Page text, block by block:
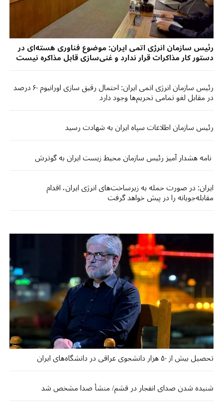
رئیس سازمان انرژی اتمی ایران: موضوع فناوری هسته‌ای در
دستور کار مذاکرات قرار ندارد و غنی‌سازی قابل مذاکره نیست
رئیس سازمان انرژی اتمی ایران: احتمال رقیق سازی اورانیوم ۶۰ درصد
در مقابل لغو تمامی تحریم‌ها وجود دارد
رئیس سازمان اطلاعات سپاه ایران به شهادت رسید
نامه هشدار آمیز رئیس سازمان محیط ‌زیست ایران به گوترش
ایران: در صورت حمله به زیرساخت‌های انرژی ایران، اقدام
مقابله‌جویانه را در پیش خواهد گرفت
تحصیل بیش از ۵۰ هزار دانشجوی عراقی در دانشگاه‌های ایران
شنیده شدن صدای انفجار در قشم/ منشأ صدا مشخص شد